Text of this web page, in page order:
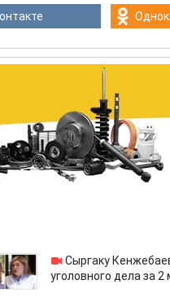
Сыргаку
уголовного дела за